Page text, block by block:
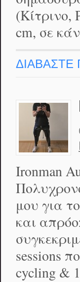
(Κίτρινο,
cm, σε
ΔΙΑΒΑΣΤΕ
Ironman
μου για
και
sessions
cycling &